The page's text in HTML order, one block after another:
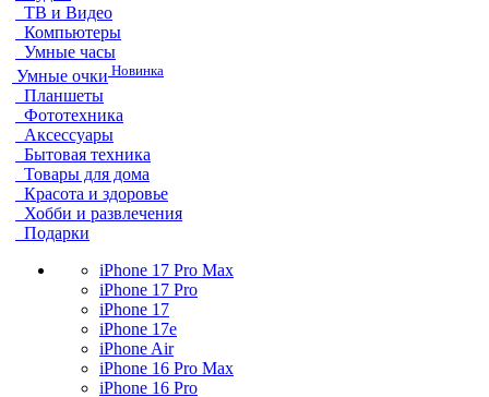
ТВ и Видео
Компьютеры
Умные часы
Умные очки Новинка
Планшеты
Фототехника
Аксессуары
Бытовая техника
Товары для дома
Красота и здоровье
Хобби и развлечения
Подарки
iPhone 17 Pro Max
iPhone 17 Pro
iPhone 17
iPhone 17e
iPhone Air
iPhone 16 Pro Max
iPhone 16 Pro